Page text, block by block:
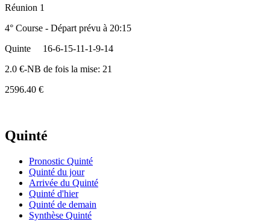
Réunion 1
4° Course - Départ prévu à 20:15
Quinte
16-6-15-11-1-9-14
2.0 €-NB de fois la mise: 21
2596.40 €
Quinté
Pronostic Quinté
Quinté du jour
Arrivée du Quinté
Quinté d'hier
Quinté de demain
Synthèse Quinté